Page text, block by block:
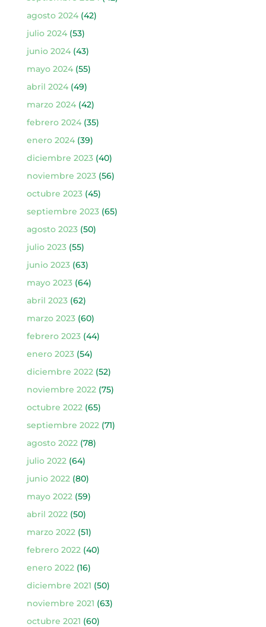
agosto 2024(42)
julio 2024(53)
junio 2024(43)
mayo 2024(55)
abril 2024(49)
marzo 2024(42)
febrero 2024(35)
enero 2024(39)
diciembre 2023(40)
noviembre 2023(56)
octubre 2023(45)
septiembre 2023(65)
agosto 2023(50)
julio 2023(55)
junio 2023(63)
mayo 2023(64)
abril 2023(62)
marzo 2023(60)
febrero 2023(44)
enero 2023(54)
diciembre 2022(52)
noviembre 2022(75)
octubre 2022(65)
septiembre 2022(71)
agosto 2022(78)
julio 2022(64)
junio 2022(80)
mayo 2022(59)
abril 2022(50)
marzo 2022(51)
febrero 2022(40)
enero 2022(16)
diciembre 2021 (50)
noviembre 2021 (63)
octubre 2021 (60)